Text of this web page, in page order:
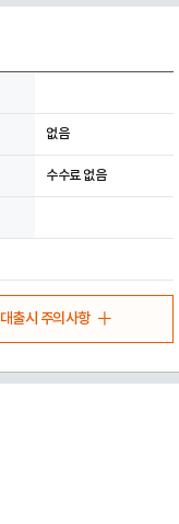
없음
수수료 없음
대출시 주의사항